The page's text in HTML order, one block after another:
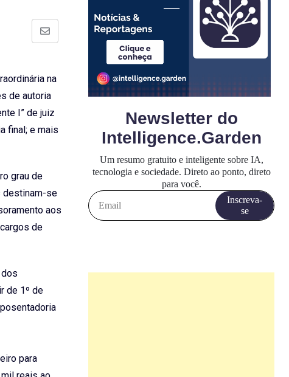
Share
na
de autoria
I” de juiz
final; e mais
grau de
destinam-se
aos
de
de 1º de
para